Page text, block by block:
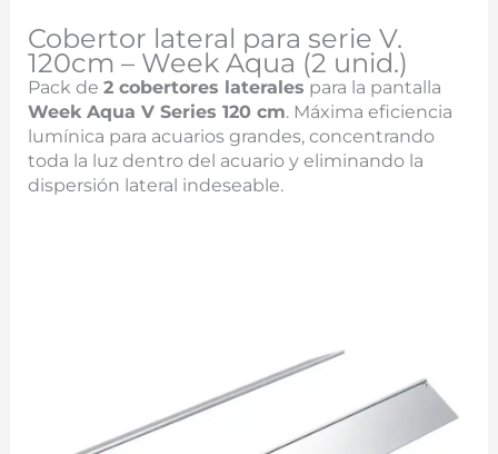
Cobertor lateral para serie V.
120cm – Week Aqua (2 unid.)
Pack de 2 cobertores laterales para la pantalla
Week Aqua V Series 120 cm. Máxima eficiencia
lumínica para acuarios grandes, concentrando
toda la luz dentro del acuario y eliminando la
dispersión lateral indeseable.